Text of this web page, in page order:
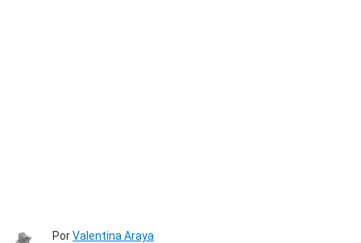
PorValentina Araya